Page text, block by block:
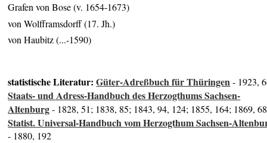
Grafen von Bose (v. 1654-1673)
von Wolfframsdorff (17. Jh.)
von Haubitz (...-1590)
statistische Literatur:Güter-Adreßbuch für Thüringen- 1923,
Staats- und Adress-Handbuch des Herzogthums Sachsen-
Altenburg- 1828, 51; 1838, 85; 1843, 94, 124; 1855, 164; 1869, 68
Statist. Universal-Handbuch vom Herzogthum Sachsen-
- 1880, 192